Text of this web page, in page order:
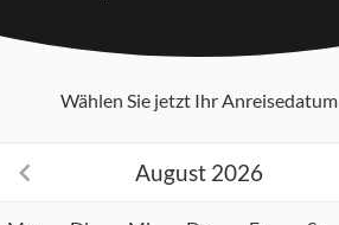
Wählen Sie jetzt Ihr Anreisedatum
August 2026